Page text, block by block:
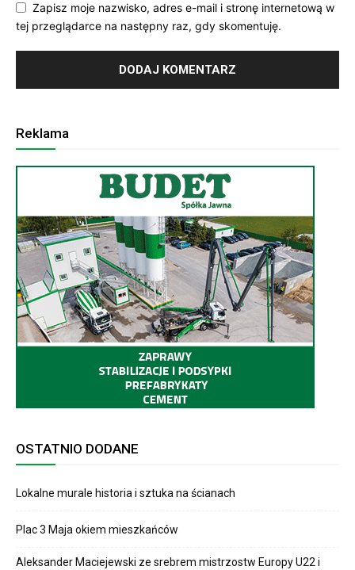
Zapisz moje nazwisko, adres e-mail i stronę internetową w
tej przeglądarce na następny raz, gdy skomentuję.
Reklama
OSTATNIO DODANE
Lokalne murale historia i sztuka na ścianach
Plac 3 Maja okiem mieszkańców
Aleksander Maciejewski ze srebrem mistrzostw Europy U22 i